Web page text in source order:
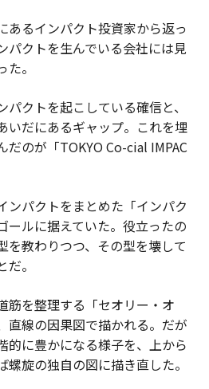
あるインパクト投資家から返っ
パクトを生んでいる会社には見
。
クトを起こしている確信と、
いだにあるギャップ。これを埋
だのが「TOKYO Co-cial IMPAC
ンパクトをまとめた「インパク
ールに据えていた。役立ったの
を教わりつつ、その型を壊して
。
筋を整理する「セオリー・オ
直線の因果図で描かれる。だが
的に豊かになる様子を、上から
旋の独自の図に描き直した。